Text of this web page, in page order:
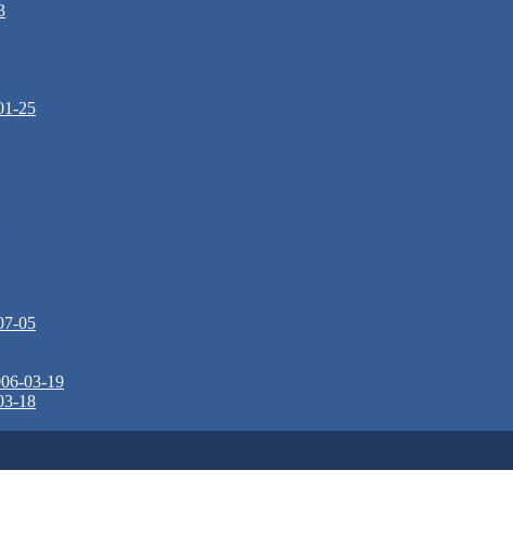
25
05
03-19
18